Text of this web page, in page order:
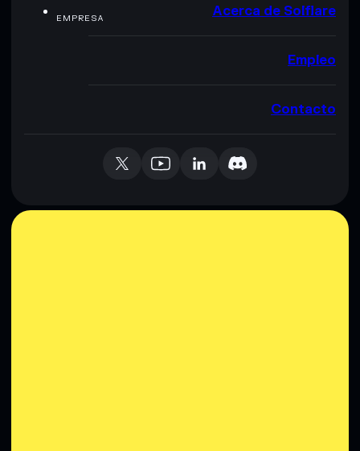
EMPRESA Acerca de Solflare
Empleo
Contacto